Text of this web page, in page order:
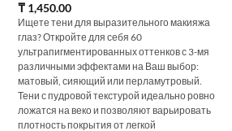
₸ 1,450.00
Ищете тени для выразительного макияжа
глаз? Откройте для себя 60
ультрапигментированных оттенков с 3-мя
различными эффектами на Ваш выбор:
матовый, сияющий или перламутровый.
Тени с пудровой текстурой идеально ровно
ложатся на веко и позволяют варьировать
плотность покрытия от легкой